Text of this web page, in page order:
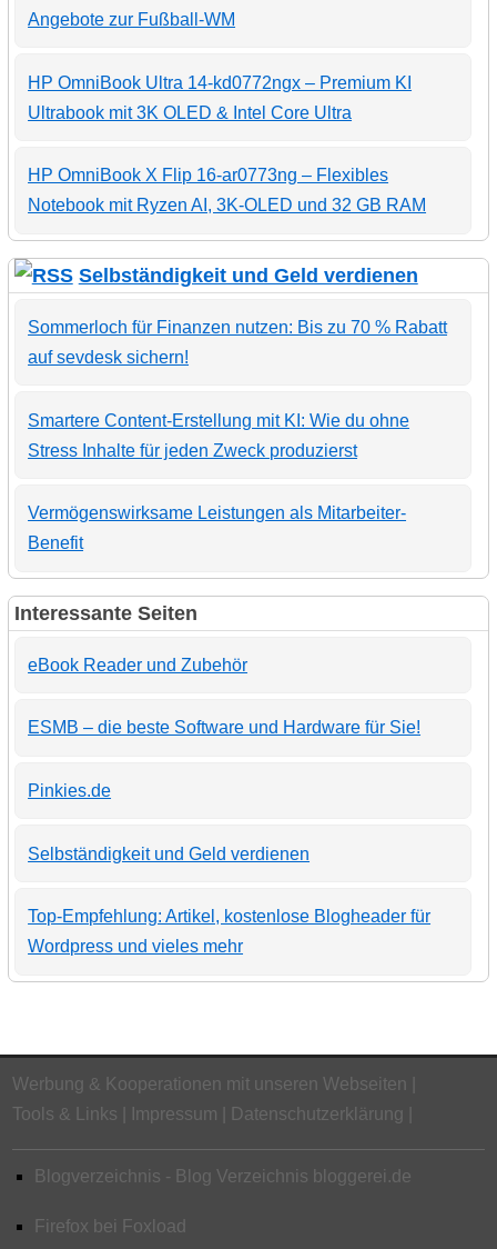
Angebote zur Fußball-WM
HP OmniBook Ultra 14-kd0772ngx – Premium KI
Ultrabook mit 3K OLED & Intel Core Ultra
HP OmniBook X Flip 16-ar0773ng – Flexibles
Notebook mit Ryzen AI, 3K-OLED und 32 GB RAM
Selbständigkeit und Geld verdienen
Sommerloch für Finanzen nutzen: Bis zu 70 % Rabatt
auf sevdesk sichern!
Smartere Content-Erstellung mit KI: Wie du ohne
Stress Inhalte für jeden Zweck produzierst
Vermögenswirksame Leistungen als Mitarbeiter-
Benefit
Interessante Seiten
eBook Reader und Zubehör
ESMB – die beste Software und Hardware für Sie!
Pinkies.de
Selbständigkeit und Geld verdienen
Top-Empfehlung: Artikel, kostenlose Blogheader für
Wordpress und vieles mehr
Werbung & Kooperationen mit unseren Webseiten
Tools & Links
Impressum Datenschutzerklärung
Blogverzeichnis - Blog Verzeichnis bloggerei.de
Firefox bei Foxload